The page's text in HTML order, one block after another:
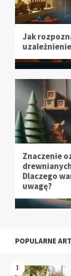
Jak
Znaczenie
Dlaczego
uwagę?
POPULARNE
1